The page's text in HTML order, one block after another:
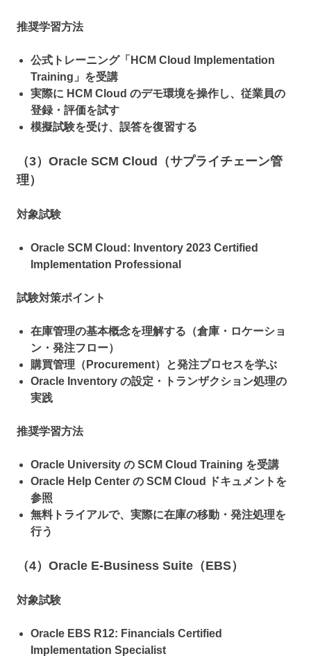
推奨学習方法
公式トレーニング「HCM Cloud Implementation
Training」を受講
実際に HCM Cloud のデモ環境を操作し、従業員の
登録・評価を試す
模擬試験を受け、誤答を復習する
（3）Oracle SCM Cloud（サプライチェーン管
理）
対象試験
Oracle SCM Cloud: Inventory 2023 Certified
Implementation Professional
試験対策ポイント
在庫管理の基本概念を理解する（倉庫・ロケーショ
ン・発注フロー）
購買管理（Procurement）と発注プロセスを学ぶ
Oracle Inventory の設定・トランザクション処理の
実践
推奨学習方法
Oracle University の SCM Cloud Training を受講
Oracle Help Center の SCM Cloud ドキュメントを
参照
無料トライアルで、実際に在庫の移動・発注処理を
行う
（4）Oracle E-Business Suite（EBS）
対象試験
Oracle EBS R12: Financials Certified
Implementation Specialist